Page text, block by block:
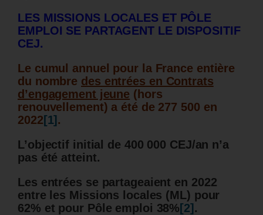
LES MISSIONS LOCALES ET PÔLE
EMPLOI SE PARTAGENT LE DISPOSITIF
CEJ.
Le cumul annuel pour la France entière
du nombre des entrées en Contrats
d’engagement jeune (hors
renouvellement) a été de 277 500 en
2022 [1] .
L’objectif initial de 400 000 CEJ/an n’a
pas été atteint.
Les entrées se partageaient en 2022
entre les Missions locales (ML) pour
62% et pour Pôle emploi 38% [2] .